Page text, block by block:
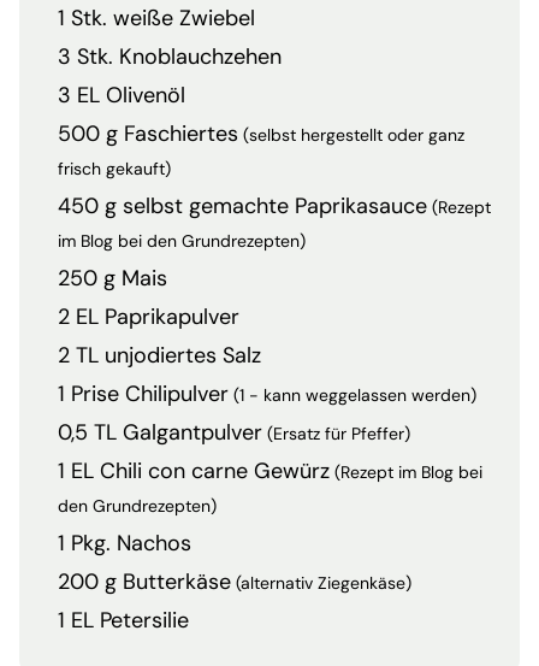
1 Stk. weiße Zwiebel
3 Stk. Knoblauchzehen
3 EL Olivenöl
500 g Faschiertes (selbst hergestellt oder ganz
frisch gekauft)
450 g selbst gemachte Paprikasauce (Rezept
im Blog bei den Grundrezepten)
250 g Mais
2 EL Paprikapulver
2 TL unjodiertes Salz
1 Prise Chilipulver (1 - kann weggelassen werden)
0,5 TL Galgantpulver (Ersatz für Pfeffer)
1 EL Chili con carne Gewürz (Rezept im Blog bei
den Grundrezepten)
1 Pkg. Nachos
200 g Butterkäse (alternativ Ziegenkäse)
1 EL Petersilie